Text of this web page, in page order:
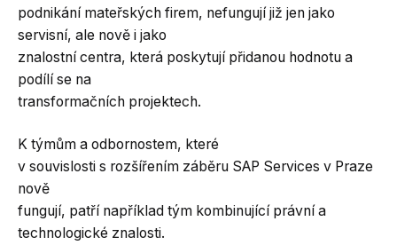
podnikání mateřských firem, nefungují již jen jako
servisní, ale nově i jako
znalostní centra, která poskytují přidanou hodnotu a
podílí se na
transformačních projektech.
K týmům a odbornostem, které
v souvislosti s rozšířením záběru SAP Services v Praze
nově
fungují, patří například tým kombinující právní a
technologické znalosti.